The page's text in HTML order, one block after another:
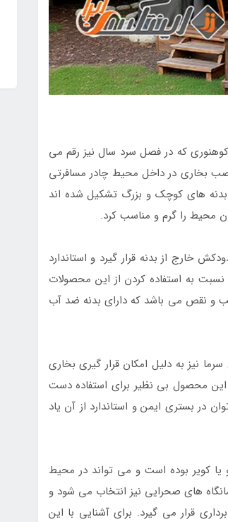
که در فصل سرد سال نیز رقم می
بخاری در داخل محیط چادر مسافرتی
بدنه های کوچک و بزرگ تشکیل شده اند
محیط را گرم و مناسب کرد.
از بدنه قرار گیرد و استاندارد
به استفاده کردن از این محصولات
و نقص می باشد که دارای بدنه ضد آب
نیز به دلیل امکان قرار گیری بخاری
این محصول بی نظیر برای استفاده دست
در بستری ایمن و استاندارد از آن یاد
یا کویر بوده است و می تواند در محیط
های صحرایی نیز انتخاب می شود و
قرار می گیرد. برای آشنایی با این